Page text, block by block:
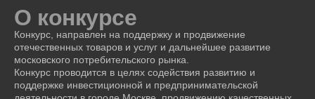
О конкурсе
Конкурс, направлен на поддержку и продвижение
отечественных товаров и услуг и дальнейшее развитие
московского потребительского рынка.
Конкурс проводится в целях содействия развитию и
поддержке инвестиционной и предпринимательской